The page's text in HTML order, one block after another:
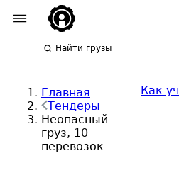
Найти грузы
Главная
Тендеры
Неопасный
груз, 10
перевозок
Как